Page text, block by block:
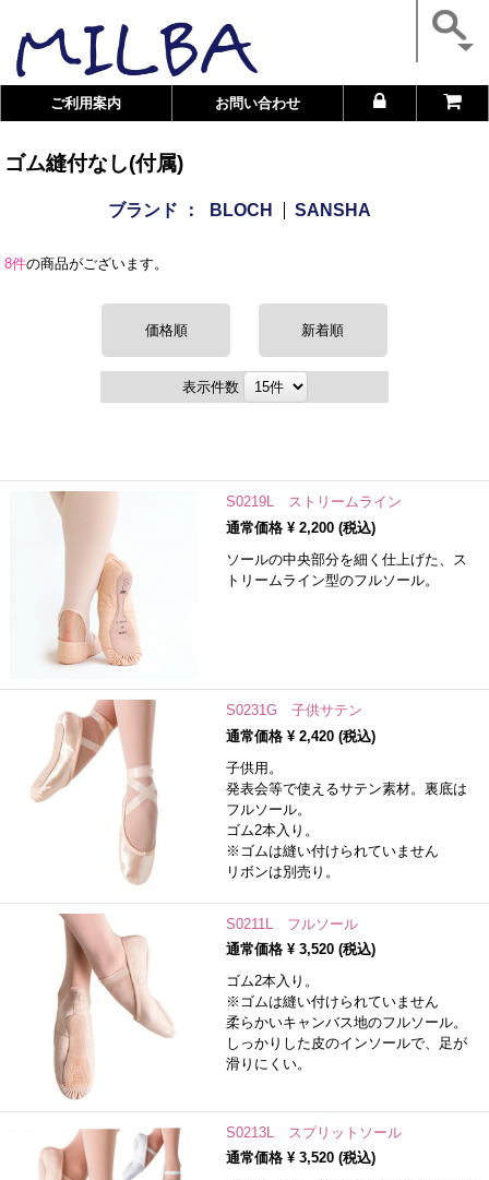
ご利用案内 お問い合わせ
ゴム縫付なし(付属)
ブランド ： BLOCH SANSHA
8件の商品がございます。
価格順 新着順
表示件数
S0219L ストリームライン
通常価格 ¥ 2,200(税込)
ソールの中央部分を細く仕上げた、ス
トリームライン型のフルソール。
S0231G 子供サテン
通常価格 ¥ 2,420(税込)
子供用。
発表会等で使えるサテン素材。裏底は
フルソール。
ゴム2本入り。
※ゴムは縫い付けられていません
リボンは別売り。
S0211L フルソール
通常価格 ¥ 3,520(税込)
ゴム2本入り。
※ゴムは縫い付けられていません
柔らかいキャンバス地のフルソール。
しっかりした皮のインソールで、足が
滑りにくい。
S0213L スプリットソール
通常価格 ¥ 3,520(税込)